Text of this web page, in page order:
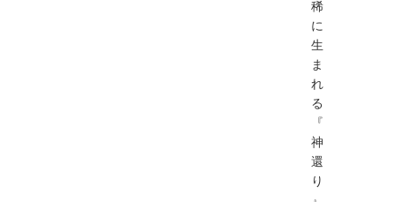
稀
に
⽣
ま
れ
る
『
神
還
り